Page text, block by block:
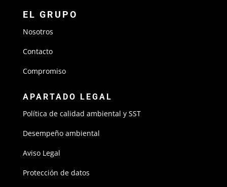
EL GRUPO
Nosotros
Contacto
Compromiso
APARTADO LEGAL
Política de calidad ambiental y SST
Desempeño ambiental
Aviso Legal
Protección de datos